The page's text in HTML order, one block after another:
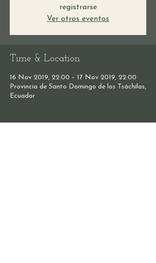
registrarse
Ver otros eventos
Time & Location
16 Nov 2019, 22:00 – 17 Nov 2019, 22:00
Provincia de Santo Domingo de los Tsáchilas,
Ecuador